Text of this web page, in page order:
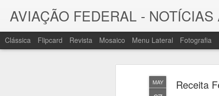
MAY Receita
AVIAÇÃO FEDERAL -
Notícias
Clássica Flipcard Revista Mosaico Menu Lateral Fotografia